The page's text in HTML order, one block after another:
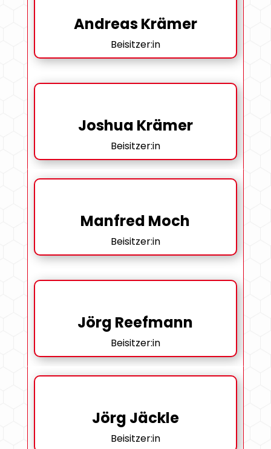
Andreas Krämer
Beisitzer:in
Joshua Krämer
Beisitzer:in
Manfred Moch
Beisitzer:in
Jörg Reefmann
Beisitzer:in
Jörg Jäckle
Beisitzer:in